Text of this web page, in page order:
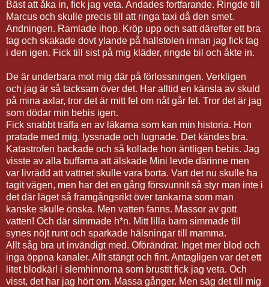
Bäst att åka in, fick jag veta. Andades fortfarande. Ringde till
Marcus och skulle precis till att ringa taxi då den smet.
Andningen. Ramlade ihop. Kröp upp och satt därefter ett bra
tag och skakade dovt ylande på hallstolen innan jag fick tag
i den igen. Fick till sist på mig kläder, ringde bil och åkte in.
De är underbara mot mig där på förlossningen. Verkligen
och jag är så tacksam över det. Har alltid en känsla av skuld
på mina axlar, tror det är mitt fel om nåt går fel. Tror det är jag
som dödar min bebis igen.
Fick snabbt träffa en av läkarna som kan min historia. Hon
pratade med mig, lyssnade och lugnade. Det kändes bra.
Katastrofen backade och så kollade hon äntligen bebis. Jag
visste av alla buffarna att älskade Mini levde därinne men
var livrädd att vattnet skulle vara borta. Vart det nu skulle ha
tagit vägen, men har det en gång försvunnit så styr man inte i
det där läget så framgångsrikt över tankarna som man
kanske skulle önska. Men vatten fanns. Massor av gott
vatten! Och där simmade h*n. Mitt lilla barn simmade till
synes nöjt runt och sparkade hälsningar till mamma.
Allt såg bra ut invändigt med. Oförändrat. Inget mer blod och
inga öppna kanaler. Allt stängt och fint. Antagligen var det ett
litet blodkärl i slemhinnorna som brustit fick jag veta. Och
visst, det har jag hört om. Massa gånger. Men säg det till mig